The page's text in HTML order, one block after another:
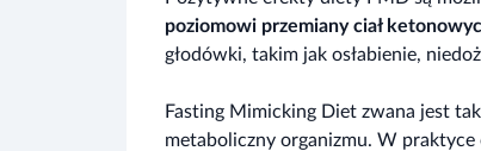
poziomowi przemiany ciał
głodówki, takim jak osłabienie,
Fasting Mimicking Diet zwana jest
metaboliczny organizmu. W